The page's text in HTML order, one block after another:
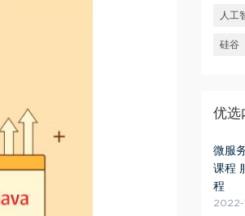
人工
硅谷
优选
微服
课程
程
2022-